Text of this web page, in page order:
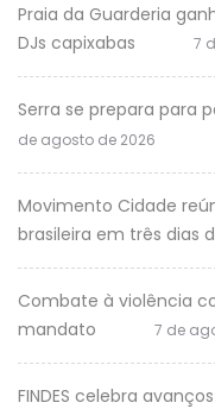
Praia da Guarderia
DJs capixabas
7
Serra se prepara para
de agosto de 2026
Movimento Cidade
brasileira em três dias
Combate à violência
mandato
7 de
FINDES celebra avanços